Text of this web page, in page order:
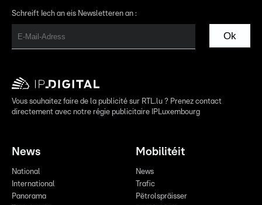
Schreift Iech an eis Newsletteren an :
Ok
Vous souhaitez faire de la publicité sur RTL.lu ? Prenez contact
directement avec notre régie publicitaire IPLuxembourg
News
National
International
Panorama
Mobilitéit
News
Trafic
Pëtrolspräisser